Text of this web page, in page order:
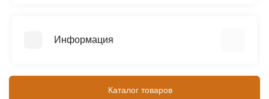
Четырехсекционные лестницы
SEVENBERG (Россия)
Информация
Каталог товаров